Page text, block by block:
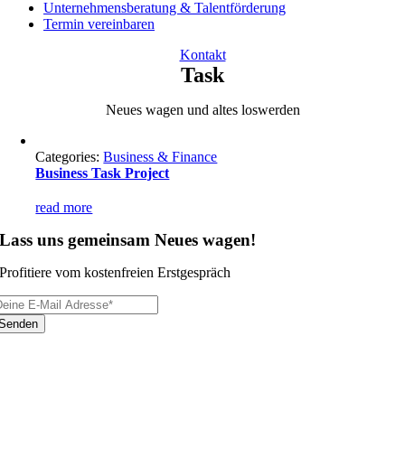
Unternehmensberatung & Talentförderung
Termin vereinbaren
Kontakt
Task
Neues wagen und altes loswerden
Categories:Business & Finance
Business Task Project
read more
Lass uns gemeinsam Neues wagen!
Profitiere vom kostenfreien Erstgespräch